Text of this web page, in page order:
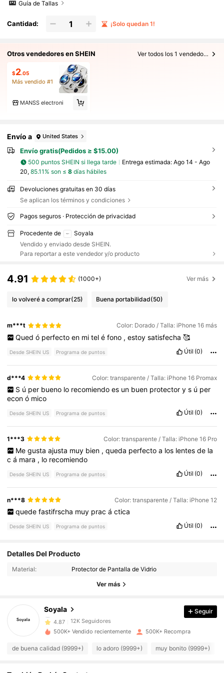
Guía de Tallas
Cantidad: ¡Solo quedan 1!
Otros vendedores en SHEIN Ver todos los 1 vendedores
$2.05
Más vendido #1
MANSS electroni
Envío a United States
Envío gratis(Pedidos ≥ $15.00)
500 puntos SHEIN si llega tarde Entrega estimada: Ago 14 - Ago
20, 85.11% son ≤ 8días hábiles
Devoluciones gratuitas en 30 días
Se aplican los términos y condiciones
Pagos seguros · Protección de privacidad
Procedente de
SoyaIa
Vendido y enviado desde SHEIN.
Para reportar a este vendedor y/o producto
4.91 (1000+) Ver más
lo volveré a comprar(25) Buena portabilidad(50)
m***t Color: Dorado / Talla: iPhone 16 más
Qued ó perfecto en mi tel é fono , estoy satisfecha 🥰
Desde SHEIN US Programa de puntos Útil (0)
d***4 Color: transparente / Talla: iPhone 16 Promax
S ú per bueno lo recomiendo es un buen protector y s ú per
econó mico
Desde SHEIN US Programa de puntos Útil (0)
1***3 Color: transparente / Talla: iPhone 16 Pro
Me gusta ajusta muy bien , queda perfecto a los lentes de la
cá mara , lo recomiendo
Desde SHEIN US Programa de puntos Útil (0)
n***8 Color: transparente / Talla: iPhone 12
quede fastifrscha muy prac á ctica
Desde SHEIN US Programa de puntos Útil (0)
Detalles Del Producto
Material: Protector de Pantalla de Vidrio
Ver más
SoyaIa
4.87 12K Seguidores
12K Seguidores
4.87 12K Seguidores
4.87 12K Seguidores
Seguir
500K+ Vendido recientemente 500K+ Recompra
de buena calidad (9999+) lo adoro (9999+) muy bonito (9999+)